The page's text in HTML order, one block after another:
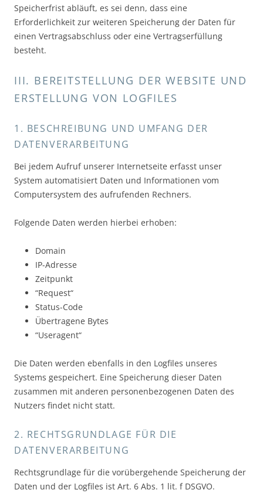
Speicherfrist abläuft, es sei denn, dass eine
Erforderlichkeit zur weiteren Speicherung der Daten für
einen Vertragsabschluss oder eine Vertragserfüllung
besteht.
III. BEREITSTELLUNG DER WEBSITE UND
ERSTELLUNG VON LOGFILES
1. BESCHREIBUNG UND UMFANG DER
DATENVERARBEITUNG
Bei jedem Aufruf unserer Internetseite erfasst unser
System automatisiert Daten und Informationen vom
Computersystem des aufrufenden Rechners.
Folgende Daten werden hierbei erhoben:
Domain
IP-Adresse
Zeitpunkt
“Request“
Status-Code
Übertragene Bytes
“Useragent“
Die Daten werden ebenfalls in den Logfiles unseres
Systems gespeichert. Eine Speicherung dieser Daten
zusammen mit anderen personenbezogenen Daten des
Nutzers findet nicht statt.
2. RECHTSGRUNDLAGE FÜR DIE
DATENVERARBEITUNG
Rechtsgrundlage für die vorübergehende Speicherung der
Daten und der Logfiles ist Art. 6 Abs. 1 lit. f DSGVO.